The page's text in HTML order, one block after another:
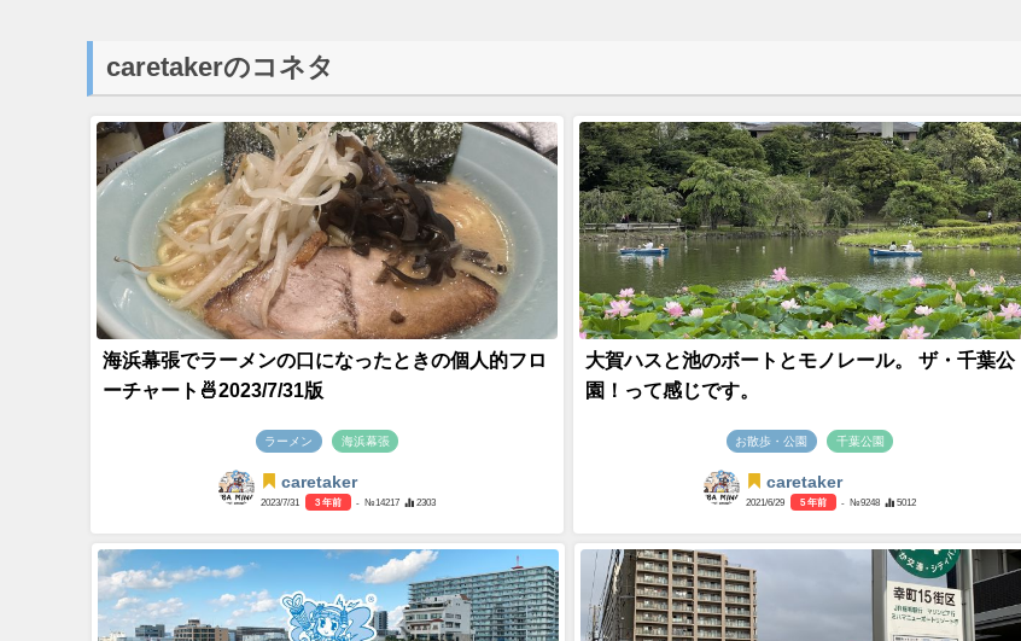
caretakerのコネタ
海浜幕張でラーメンの口になったときの個人的フロ
ーチャート🍜2023/7/31版
ラーメン 海浜幕張
caretaker
2023/7/31 3 年前 - №14217 2303
大賀ハスと池のボートとモノレール。 ザ・千葉公
園！って感じです。
お散歩・公園 千葉公園
caretaker
2021/6/29 5 年前 - №9248 5012